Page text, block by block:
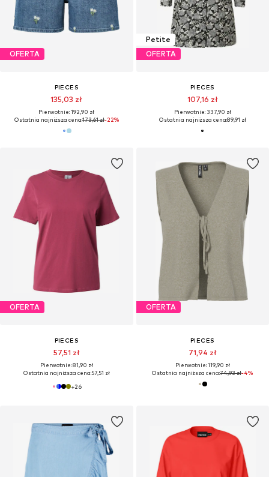
OFERTA
PIECES
135,03 zł
Pierwotnie: 192,90 zł
Ostatnia najniższa cena:173,61 zł-22%
Petite
OFERTA
PIECES
107,16 zł
Pierwotnie: 337,90 zł
Ostatnia najniższa cena:89,91 zł
OFERTA
PIECES
57,51 zł
Pierwotnie: 81,90 zł
Ostatnia najniższa cena:57,51 zł
+26
OFERTA
PIECES
71,94 zł
Pierwotnie: 119,90 zł
Ostatnia najniższa cena:74,93 zł-4%